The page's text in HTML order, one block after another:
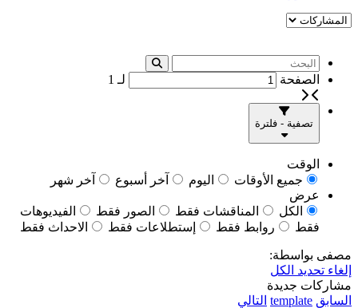
الصفحة لـ 1
تصفية - فلترة
الوقت
جميع الأوقات
اليوم آخر أسبوع
آخر شهر
عرض
الكل
المناقشات فقط الصور فقط
الفيديوهات
فقط
روابط فقط إستطلاعات فقط الاحداث فقط
مصفى بواسطة:
إلغاء تحديد الكل
مشاركات جديدة
السابق template التالي